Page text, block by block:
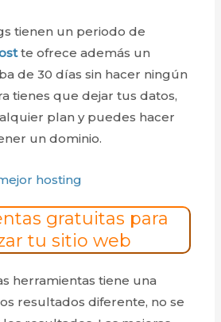
tienen un periodo de
te ofrece además un
de 30 días sin hacer ningún
tienes que dejar tus datos,
plan y puedes hacer
un dominio.
gratuitas para
tu sitio web
herramientas tiene una
resultados diferente, no se